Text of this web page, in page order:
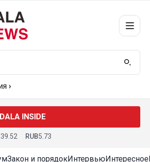
›
INSIDE
RUB5.73
Закон и порядокИнтервьюИнтересное